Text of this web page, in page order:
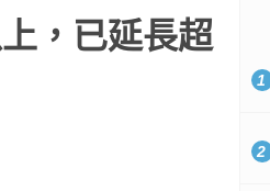
，已延長超
1
2